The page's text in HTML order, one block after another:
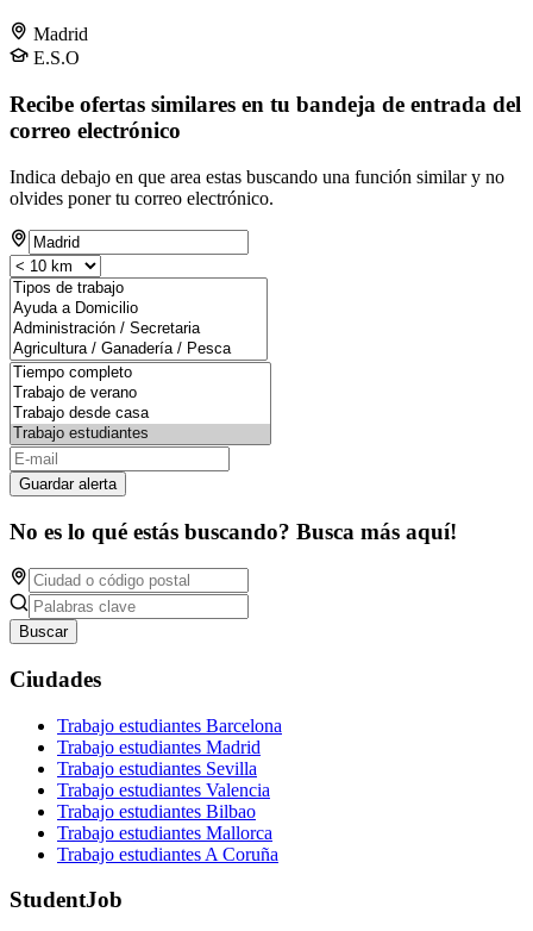
Madrid
E.S.O
Recibe ofertas similares en tu bandeja de entrada del
correo electrónico
Indica debajo en que area estas buscando una función similar y no
olvides poner tu correo electrónico.
Guardar alerta
No es lo qué estás buscando? Busca más aquí!
Buscar
Ciudades
Trabajo estudiantes Barcelona
Trabajo estudiantes Madrid
Trabajo estudiantes Sevilla
Trabajo estudiantes Valencia
Trabajo estudiantes Bilbao
Trabajo estudiantes Mallorca
Trabajo estudiantes A Coruña
StudentJob